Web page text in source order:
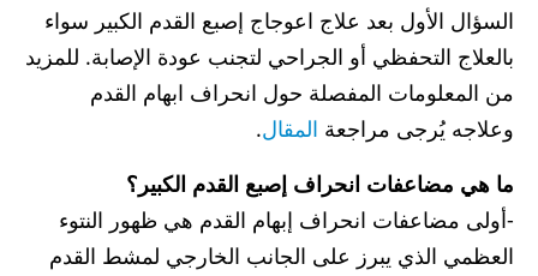
السؤال الأول بعد علاج اعوجاج إصبع القدم الكبير سواء
بالعلاج التحفظي أو الجراحي لتجنب عودة الإصابة. للمزيد
من المعلومات المفصلة حول انحراف ابهام القدم
وعلاجه يُرجى مراجعة المقال.
ما هي مضاعفات انحراف إصبع القدم الكبير؟
-أولى مضاعفات انحراف إبهام القدم هي ظهور النتوء
العظمي الذي يبرز على الجانب الخارجي لمشط القدم